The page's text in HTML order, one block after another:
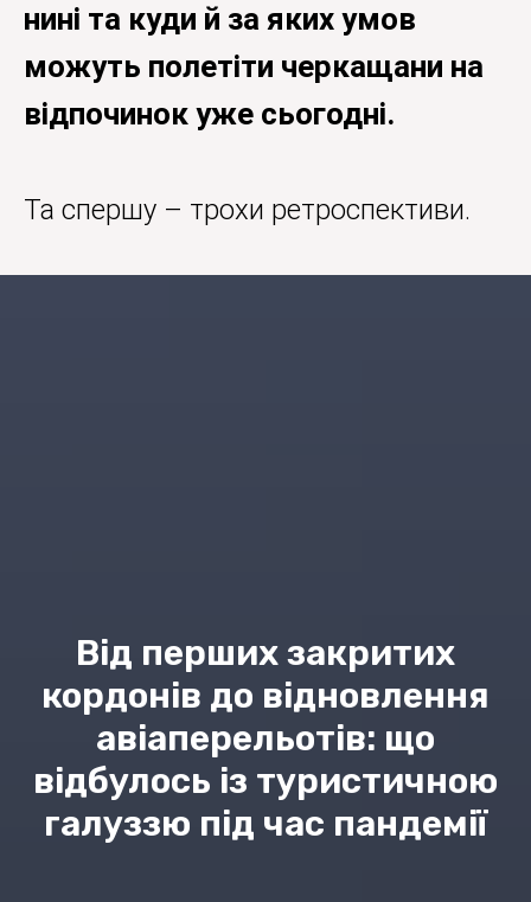
нині та куди й за яких умов
можуть полетіти черкащани на
відпочинок уже сьогодні.
Та спершу – трохи ретроспективи.
Від перших закритих
кордонів до відновлення
авіаперельотів: що
відбулось із туристичною
галуззю під час пандемії